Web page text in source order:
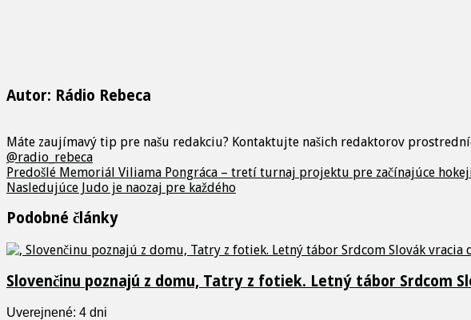
Autor: Rádio Rebeca
Máte zaujímavý tip pre našu redakciu? Kontaktujte našich redaktorov
@radio_rebeca
Predošlé Memoriál Viliama Pongráca – tretí turnaj projektu pre začínajúce
Nasledujúce Judo je naozaj pre každého
Podobné články
Slovenčinu poznajú z domu, Tatry z fotiek. Letný tábor Srdcom
Uverejnené: 4 dni